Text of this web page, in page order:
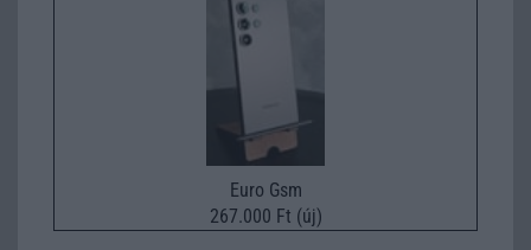
Euro Gsm
267.000 Ft (új)